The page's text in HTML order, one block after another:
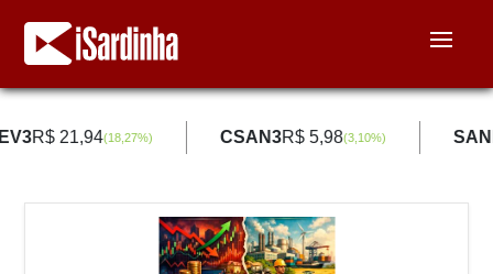
R$ 21,94(18,27%) CSAN3R$ 5,98(3,10%)